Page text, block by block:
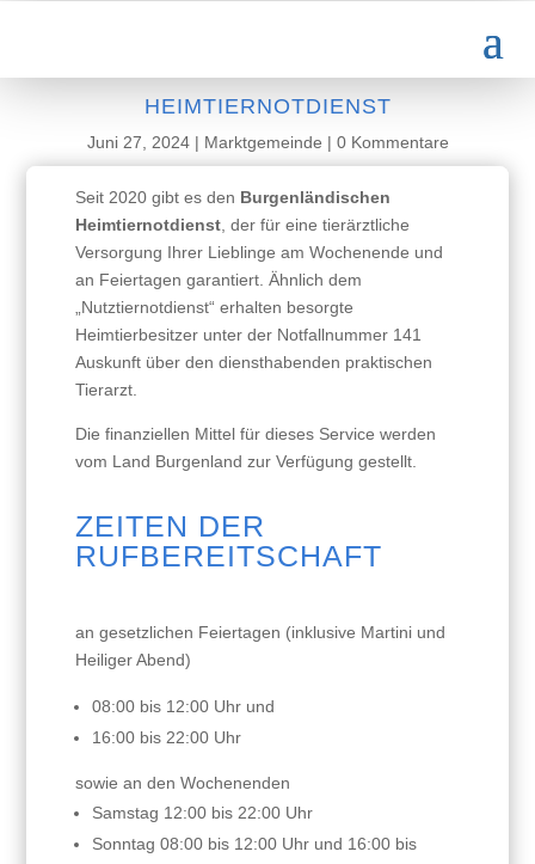
HEIMTIERNOTDIENST
Juni 27, 2024| Marktgemeinde | 0 Kommentare
Seit 2020 gibt es den Burgenländischen
Heimtiernotdienst, der für eine tierärztliche
Versorgung Ihrer Lieblinge am Wochenende und
an Feiertagen garantiert. Ähnlich dem
„Nutztiernotdienst“ erhalten besorgte
Heimtierbesitzer unter der Notfallnummer 141
Auskunft über den diensthabenden praktischen
Tierarzt.
Die finanziellen Mittel für dieses Service werden
vom Land Burgenland zur Verfügung gestellt.
ZEITEN DER
RUFBEREITSCHAFT
an gesetzlichen Feiertagen (inklusive Martini und
Heiliger Abend)
08:00 bis 12:00 Uhr und
16:00 bis 22:00 Uhr
sowie an den Wochenenden
Samstag 12:00 bis 22:00 Uhr
Sonntag 08:00 bis 12:00 Uhr und 16:00 bis